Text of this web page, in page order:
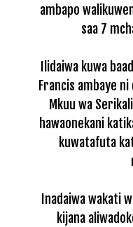
ambapo
saa 7
Ilidaiwa kuwa
Francis ambaye
Mkuu wa
hawaonekani
kuwatafuta
Inadaiwa wakati
kijana